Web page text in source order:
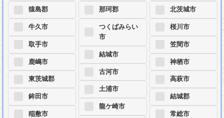
猿島郡
牛久市
取手市
鹿嶋市
東茨城郡
鉾田市
稲敷市
那珂郡
つくばみらい
市
結城市
古河市
土浦市
龍ケ崎市
北茨城市
桜川市
笠間市
神栖市
高萩市
結城郡
常総市